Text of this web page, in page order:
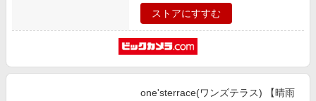
ストアにすすむ
one'sterrace(ワンズテラス) 【晴雨